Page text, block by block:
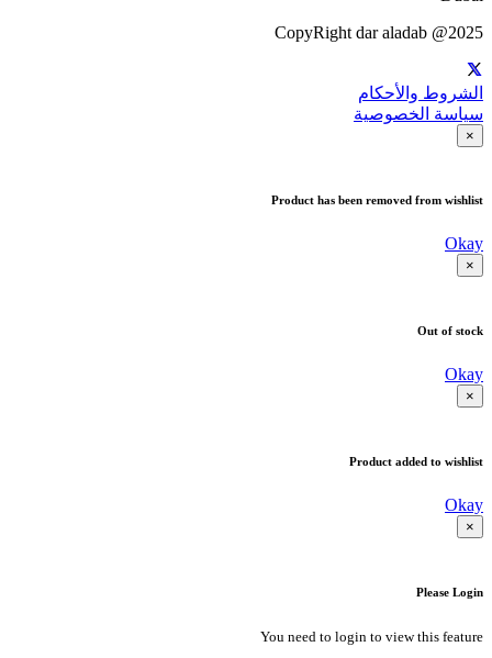
CopyRight dar aladab @2025
الشروط والأحكام
سياسة الخصوصية
×
Product has been removed from wishlist
Okay
×
Out of stock
Okay
×
Product added to wishlist
Okay
×
Please Login
You need to login to view this feature